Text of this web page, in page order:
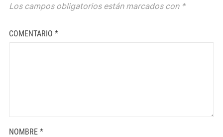
Los campos obligatorios están marcados con *
COMENTARIO *
NOMBRE *